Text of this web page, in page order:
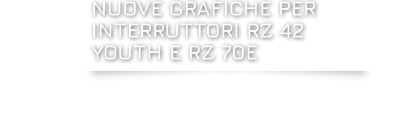
NUOVE GRAFICHE PER
INTERRUTTORI RZ 42
YOUTH E RZ 70E